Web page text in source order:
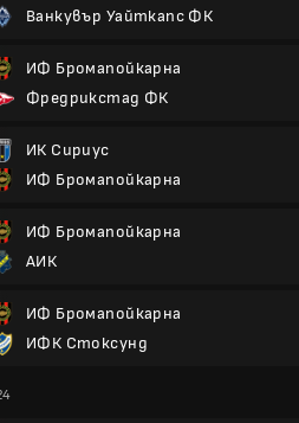
Ванкувър Уайткапс ФК
ИФ Бромапойкарна
Фредрикстад ФК
ИК Сириус
ИФ Бромапойкарна
ИФ Бромапойкарна
АИК
ИФ Бромапойкарна
ИФК Стоксунд